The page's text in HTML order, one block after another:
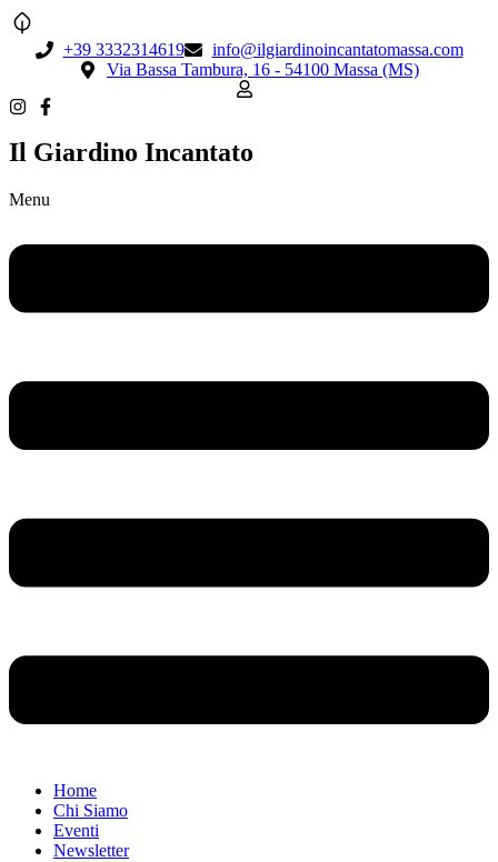
+39 3332314619
info@ilgiardinoincantatomassa.com
Via Bassa Tambura, 16 - 54100 Massa (MS)
Il Giardino Incantato
Menu
Home
Chi Siamo
Eventi
Newsletter